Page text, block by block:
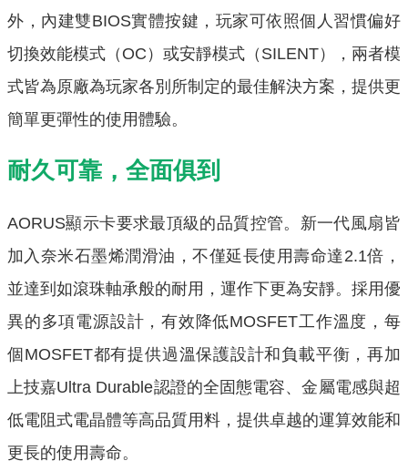
外，內建雙BIOS實體按鍵，玩家可依照個人習慣偏好
切換效能模式（OC）或安靜模式（SILENT）， 兩者模
式皆為原廠為玩家各別所制定的最佳解決方案， 提供更
簡單更彈性的使用體驗。
耐久可靠，全面俱到
AORUS顯示卡要求最頂級的品質控管。 新一代風扇皆
加入奈米石墨烯潤滑油，不僅延長使用壽命達2.1倍 ，
並達到如滾珠軸承般的耐用，運作下更為安靜。 採用優
異的多項電源設計，有效降低MOSFET工作溫度，每
個MOSFET都有提供過溫保護設計和負載平衡，再加
上技嘉Ultra Durable認證的全固態電容、金屬電感與超
低電阻式電晶體等高品質用料， 提供卓越的運算效能和
更長的使用壽命。